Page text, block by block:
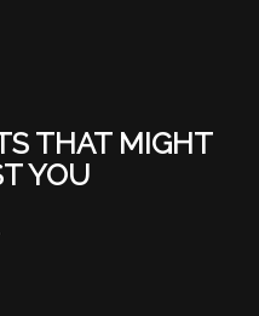
THAT MIGHT
YOU